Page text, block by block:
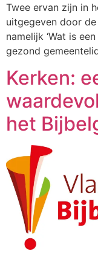
Twee ervan zijn in
uitgegeven door de
namelijk ‘Wat is
gezond
Kerken:
het